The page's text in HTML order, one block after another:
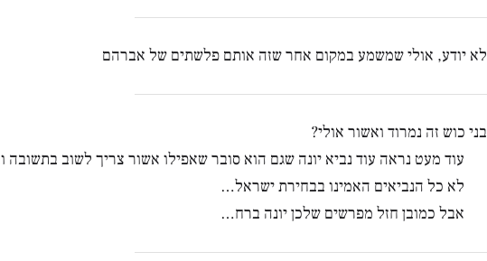
לא יודע, אולי שמשמע במקום אחר שזה אותם פלשתים של אברהם
בני כוש זה נמרוד ואשור אולי?
עוד מעט נראה עוד נביא יונה שגם הוא סובר שאפילו אשור צריך לשוב בתשובה
לא כל הנביאים האמינו בבחירת ישראל…
אבל כמובן חזל מפרשים שלכן יונה ברח…